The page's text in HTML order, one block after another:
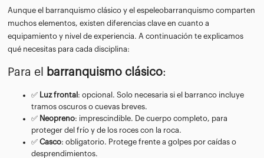
Aunque el barranquismo clásico y el espeleobarranquismo comparten
muchos elementos, existen diferencias clave en cuanto a
equipamiento y nivel de experiencia. A continuación te explicamos
qué necesitas para cada disciplina:
Para el barranquismo clásico:
✅ Luz frontal : opcional. Solo necesaria si el barranco incluye
tramos oscuros o cuevas breves.
✅ Neopreno: imprescindible. De cuerpo completo, para
proteger del frío y de los roces con la roca.
✅ Casco: obligatorio. Protege frente a golpes por caídas o
desprendimientos.